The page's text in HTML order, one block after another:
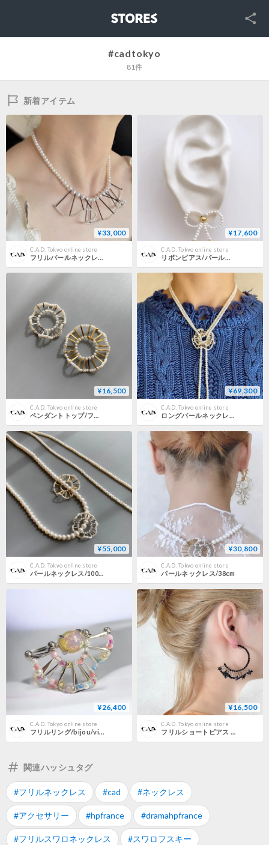
SNS
#cadtokyo
81件
新着アイテム
¥33,000
C.A.D. Tokyo online store
フリルパールネックレス-B
¥17,600
C.A.D. Tokyo online store
リボンピアス/パール〈ペア〉
¥16,500
C.A.D. Tokyo online store
ペンダントトップ/フリル/パール
¥69,300
C.A.D. Tokyo online store
ロングパールネックレス/140cm
¥55,000
C.A.D. Tokyo online store
パールネックレス/100cm
¥30,800
C.A.D. Tokyo online store
パールネックレス/38cm
¥26,400
C.A.D. Tokyo online store
フリルリング/bijou/vintage
¥16,500
C.A.D. Tokyo online store
関連ハッシュタグ
#フリルネックレス #cad #ネックレス
#アクセサリー #hpfrance #dramahpfrance
#フリルスワロネックレス #スワロフスキー